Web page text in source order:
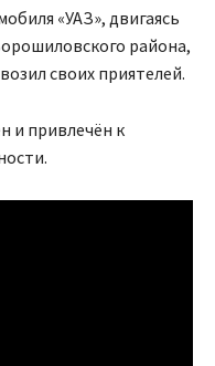
«УАЗ», двигаясь
района,
своих приятелей.
и привлечён к